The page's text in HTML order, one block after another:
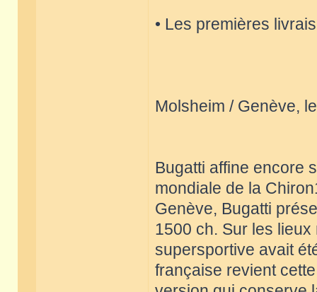
• Les premières
Molsheim / Genève,
Bugatti affine encore
mondiale de la
Genève, Bugatti
1500 ch. Sur les
supersportive avait
française revient